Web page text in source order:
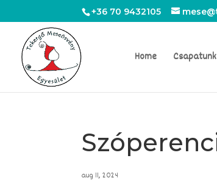
+36 70 9432105
Home Csapatunk
aug 11, 2024